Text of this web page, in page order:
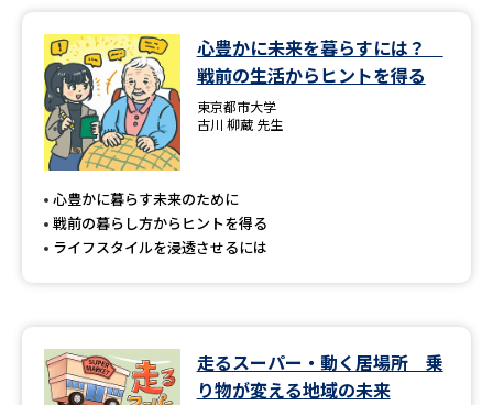
心豊かに未来を暮らすには？
戦前の生活からヒントを得る
東京都市大学
古川 柳蔵 先生
心豊かに暮らす未来のために
戦前の暮らし方からヒントを得る
ライフスタイルを浸透させるには
走るスーパー・動く居場所 乗
り物が変える地域の未来